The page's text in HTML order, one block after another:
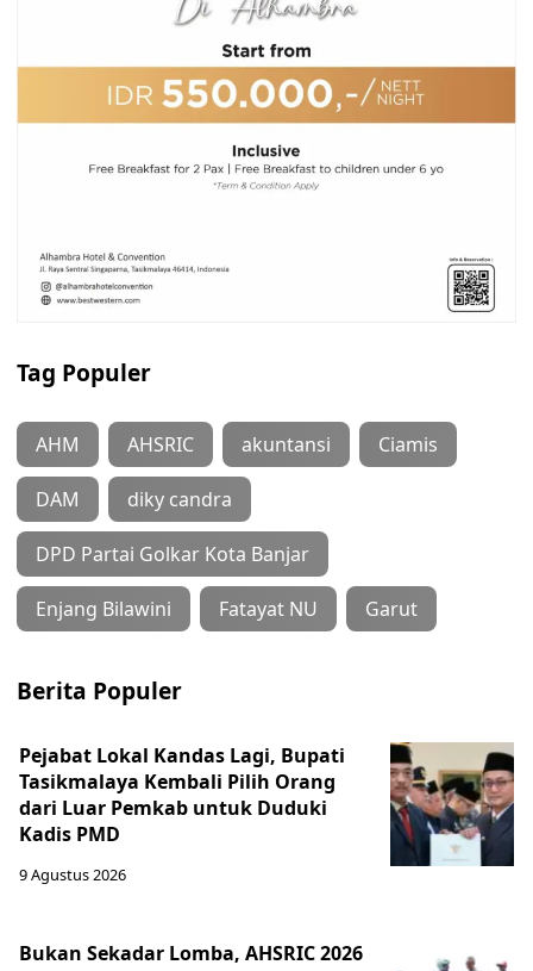
Tag Populer
AHM AHSRIC akuntansi Ciamis
DAM diky candra
DPD Partai Golkar Kota Banjar
Enjang Bilawini Fatayat NU Garut
Berita Populer
Pejabat Lokal Kandas Lagi, Bupati
Tasikmalaya Kembali Pilih Orang
dari Luar Pemkab untuk Duduki
Kadis PMD
9 Agustus 2026
Bukan Sekadar Lomba, AHSRIC 2026